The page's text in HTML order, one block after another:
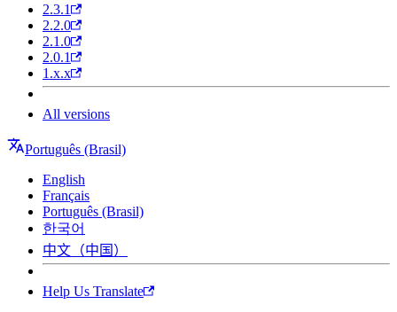
2.3.1
2.2.0
2.1.0
2.0.1
1.x.x
All versions
Português (Brasil)
English
Français
Português (Brasil)
한국어
中文（中国）
Help Us Translate